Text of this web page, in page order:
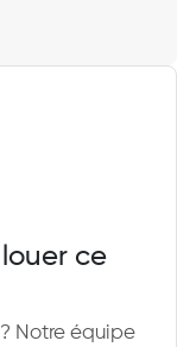
ce
Notre équipe